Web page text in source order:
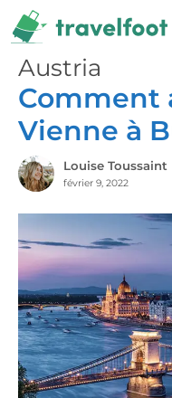
Aller
au
contenu
Austria
Comment
Vienne à
Louise Toussaint
février 9, 2022